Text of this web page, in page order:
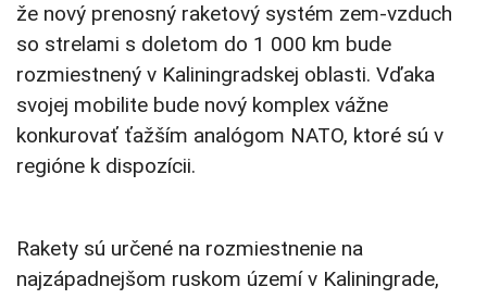
že nový prenosný raketový systém zem-vzduch
so strelami s doletom do 1 000 km bude
rozmiestnený v Kaliningradskej oblasti. Vďaka
svojej mobilite bude nový komplex vážne
konkurovať ťažším analógom NATO, ktoré sú v
regióne k dispozícii.
Rakety sú určené na rozmiestnenie na
najzápadnejšom ruskom území v Kaliningrade,